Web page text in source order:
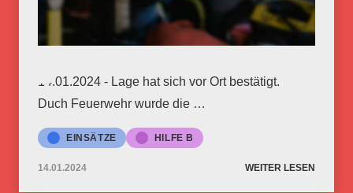
14.01.2024 - Lage hat sich vor Ort bestätigt.
Duch Feuerwehr wurde die …
EINSÄTZE HILFE B
14.01.2024 WEITER LESEN